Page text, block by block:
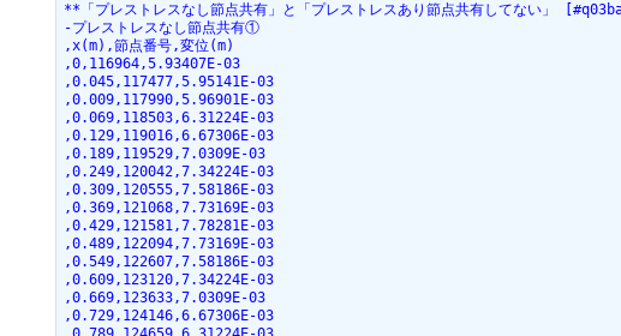
**「プレストレスなし節点共有」と「プレストレスあり節点共有してない」
-プレストレスなし節点共有①
,x(m),節点番号,変位(m)
,0,116964,5.93407E-03
,0.045,117477,5.95141E-03
,0.009,117990,5.96901E-03
,0.069,118503,6.31224E-03
,0.129,119016,6.67306E-03
,0.189,119529,7.0309E-03
,0.249,120042,7.34224E-03
,0.309,120555,7.58186E-03
,0.369,121068,7.73169E-03
,0.429,121581,7.78281E-03
,0.489,122094,7.73169E-03
,0.549,122607,7.58186E-03
,0.609,123120,7.34224E-03
,0.669,123633,7.0309E-03
,0.729,124146,6.67306E-03